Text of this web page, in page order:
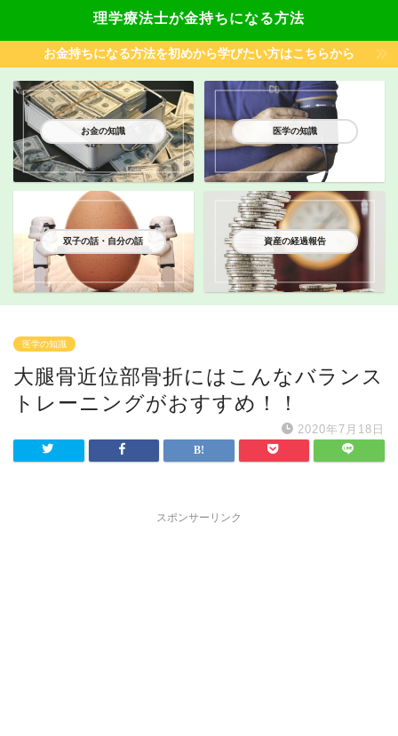
理学療法士が金持ちになる方法
お金持ちになる方法を初めから学びたい方はこちらから
お金の知識 医学の知識
双子の話・自分の話 資産の経過報告
医学の知識
大腿骨近位部骨折にはこんなバランス
トレーニングがおすすめ！！
2020年7月18日
スポンサーリンク